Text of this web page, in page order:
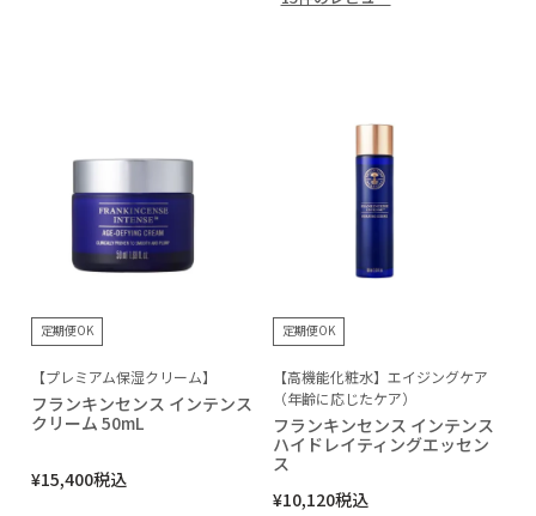
定期便OK
【プレミアム保湿クリーム】
フランキンセンス インテンス
クリーム 50mL
¥15,400税込
定期便OK
【高機能化粧水】エイジングケア
（年齢に応じたケア）
フランキンセンス インテンス
ハイドレイティングエッセン
ス
¥10,120税込